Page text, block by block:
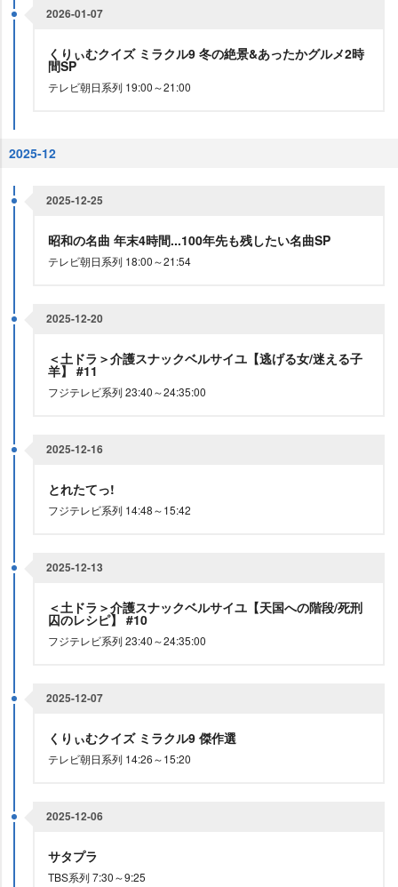
2026-01-07
くりぃむクイズ ミラクル9 冬の絶景&あったかグルメ2時
間SP
テレビ朝日系列 19:00～21:00
2025-12
2025-12-25
昭和の名曲 年末4時間...100年先も残したい名曲SP
テレビ朝日系列 18:00～21:54
2025-12-20
＜土ドラ＞介護スナックベルサイユ【逃げる女/迷える子
羊】 #11
フジテレビ系列 23:40～24:35:00
2025-12-16
とれたてっ!
フジテレビ系列 14:48～15:42
2025-12-13
＜土ドラ＞介護スナックベルサイユ【天国への階段/死刑
囚のレシピ】 #10
フジテレビ系列 23:40～24:35:00
2025-12-07
くりぃむクイズ ミラクル9 傑作選
テレビ朝日系列 14:26～15:20
2025-12-06
サタプラ
TBS系列 7:30～9:25